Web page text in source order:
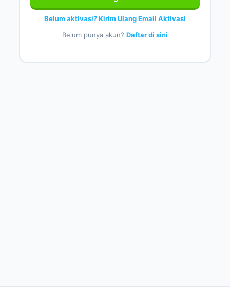
Belum aktivasi? Kirim Ulang Email Aktivasi
Belum punya akun? Daftar di sini